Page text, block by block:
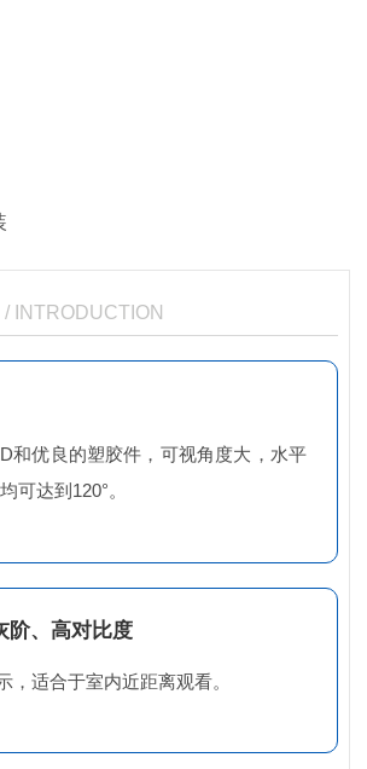
/ INTRODUCTION
和优良的塑胶件，可视角度大，水平
可达到120°。
阶、高对比度
，适合于室内近距离观看。